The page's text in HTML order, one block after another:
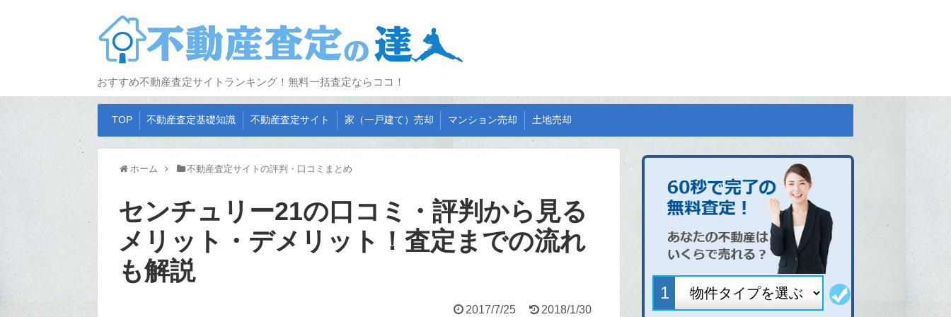
おすすめ不動産査定サイトランキング！無料一括査定ならココ！
TOP 不動産査定基礎知識 不動産査定サイト 家（一戸建て）売却 マンション売却 土地売却
ホーム 不動産査定サイトの評判・口コミまとめ
センチュリー21の口コミ・評判から見る
メリット・デメリット！査定までの流れ
も解説
2017/7/25 2018/1/30